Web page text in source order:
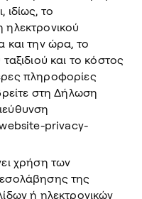
ιδίως, το
και την ώρα, το
και το κόστος
πληροφορίες
στη Δήλωση
privacy-
χρήση των
της
ή ηλεκτρονικών